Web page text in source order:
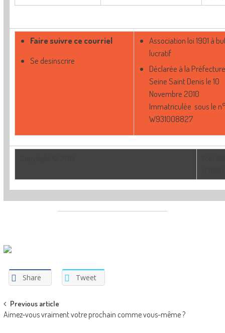
Faire suivre ce courriel
Se desinscrire
Association loi 1901 à
lucratif
Déclarée à la
Seine Saint Denis le 10
Novembre 2010
Immatriculée sous le
W931008827
Share Tweet
Post
navigation
Previous article
Aimez-vous vraiment votre prochain comme vous-même ?